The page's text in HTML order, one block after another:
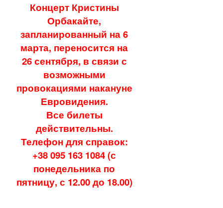
Концерт Кристины
Орбакайте,
запланированный на 6
марта, переносится на
26 сентября, в связи с
возможными
провокациями накануне
Евровидения.
Все билеты
действительны.
Телефон для справок:
+38 095 163 1084 (с
понедельника по
пятницу, с 12.00 до 18.00)